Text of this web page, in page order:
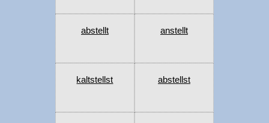
abstellt anstellt
kaltstellst abstellst